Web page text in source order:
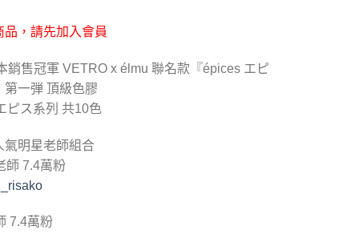
品，請先加入會員
銷售冠軍 VETRO x élmu 聯名款『épices エピ
第一弾 頂級色膠
ピス系列 共10色
氣明星老師組合
師 7.4萬粉
7.4萬粉